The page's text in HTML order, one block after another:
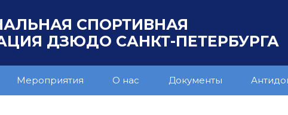
СПОРТИВНАЯ
ДЗЮДО САНКТ-ПЕТЕРБУРГА
Мероприятия О нас Документы